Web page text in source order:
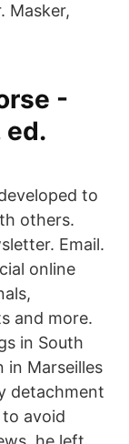
Masker,
-
ed.
to
others.
Email.
online
and more.
in South
in Marseilles
detachment
avoid